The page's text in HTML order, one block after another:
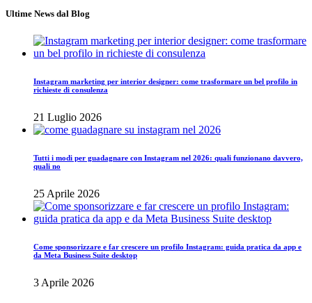
Ultime News dal Blog
Instagram marketing per interior designer: come trasformare un bel profilo in
richieste di consulenza
21 Luglio 2026
Tutti i modi per guadagnare con Instagram nel 2026: quali funzionano davvero,
quali no
25 Aprile 2026
Come sponsorizzare e far crescere un profilo Instagram: guida pratica da app e
da Meta Business Suite desktop
3 Aprile 2026